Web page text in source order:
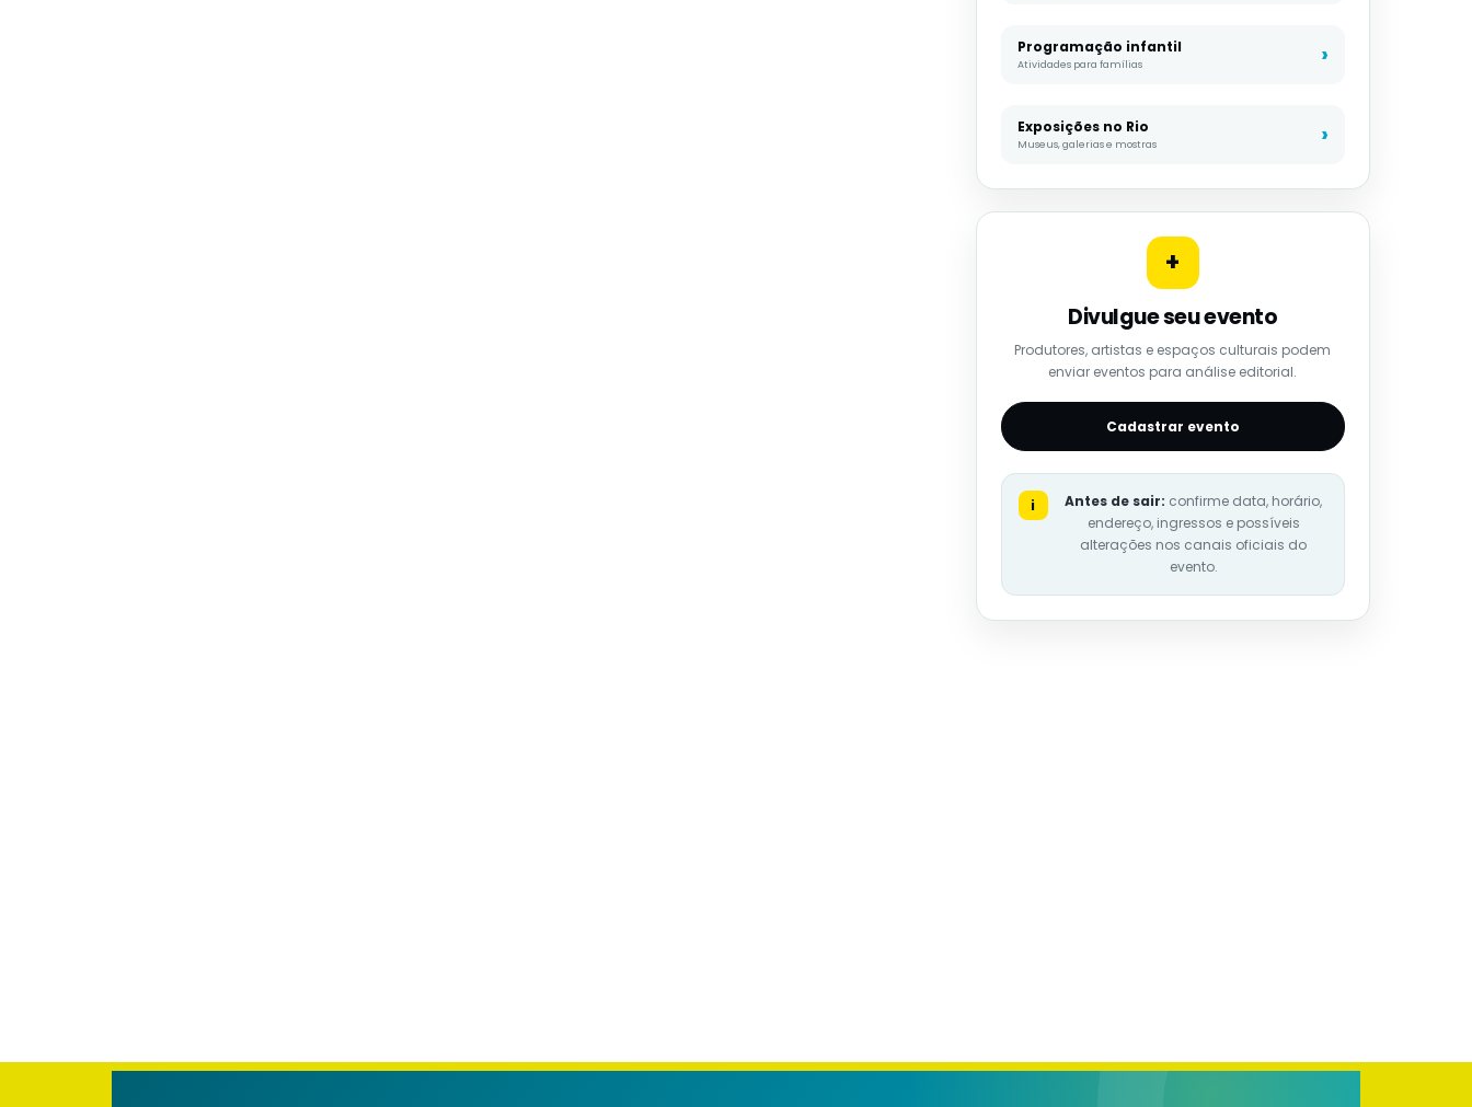
Programação infantil
Atividades para famílias
Exposições no Rio
Museus, galerias e mostras
+
Divulgue seu evento
Produtores, artistas e espaços culturais podem
enviar eventos para análise editorial.
Cadastrar evento
i Antes de sair: confirme data, horário,
endereço, ingressos e possíveis
alterações nos canais oficiais do
evento.